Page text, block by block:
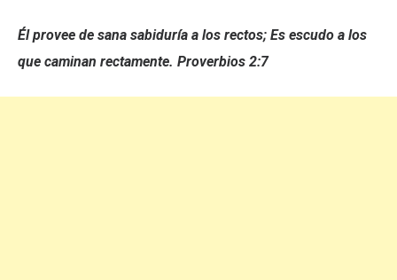
Él provee de sana sabiduría a los rectos; Es escudo a los
que caminan rectamente. Proverbios 2:7